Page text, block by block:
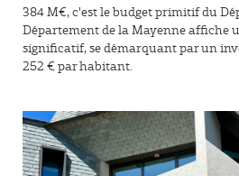
384 M€, c'est le budget primitif du
Département de la Mayenne affiche
significatif, se démarquant par un
252 € par habitant.